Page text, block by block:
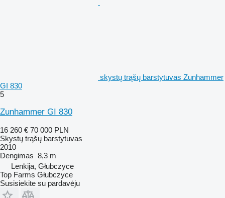
skystų trąšų barstytuvas Zunhammer
GI 830
5
Zunhammer GI 830
16 260 € 70 000 PLN
Skystų trąšų barstytuvas
2010
Dengimas 8,3 m
Lenkija, Głubczyce
Top Farms Głubczyce
Susisiekite su pardavėju